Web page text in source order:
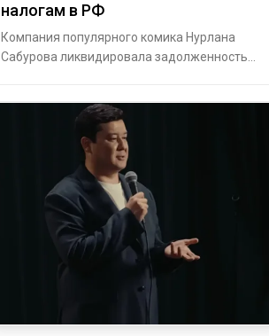
налогам в РФ
Компания популярного комика Нурлана
Сабурова ликвидировала задолженность